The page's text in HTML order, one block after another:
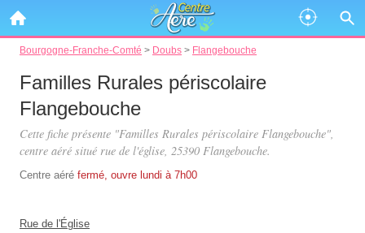
Bourgogne-Franche-Comté > Doubs > Flangebouche
Familles Rurales périscolaire
Flangebouche
Cette fiche présente "Familles Rurales périscolaire Flangebouche",
centre aéré situé rue de l'église, 25390 Flangebouche.
Centre aéré fermé, ouvre lundi à 7h00
Rue de l'Église